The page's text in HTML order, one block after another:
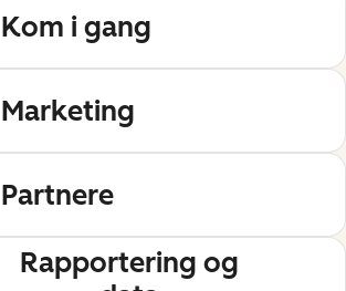
Kom i gang
Marketing
Partnere
Rapportering og